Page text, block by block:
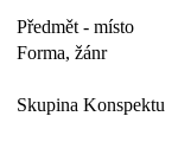
Předmět - místo
Forma, žánr
Skupina Konspektu